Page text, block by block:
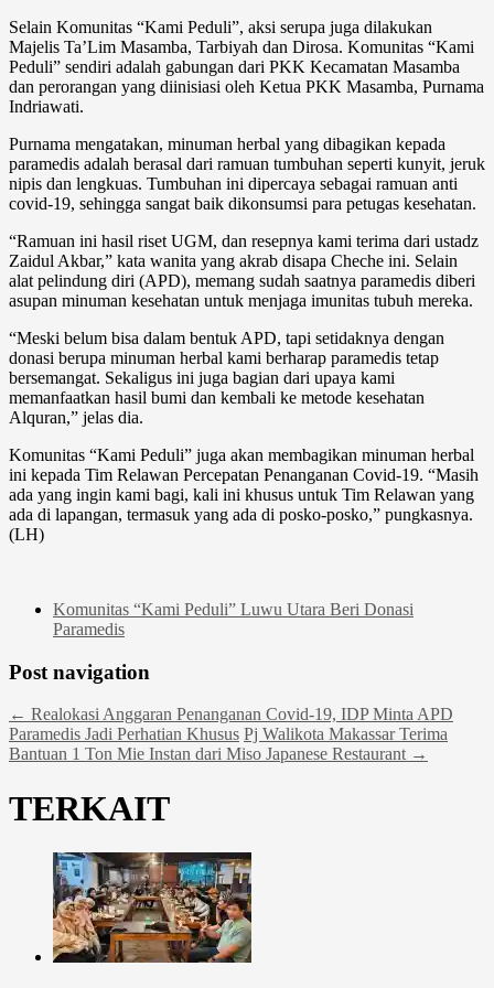
Selain Komunitas “Kami Peduli”, aksi serupa juga dilakukan
Majelis Ta’Lim Masamba, Tarbiyah dan Dirosa. Komunitas “Kami
Peduli” sendiri adalah gabungan dari PKK Kecamatan Masamba
dan perorangan yang diinisiasi oleh Ketua PKK Masamba, Purnama
Indriawati.
Purnama mengatakan, minuman herbal yang dibagikan kepada
paramedis adalah berasal dari ramuan tumbuhan seperti kunyit, jeruk
nipis dan lengkuas. Tumbuhan ini dipercaya sebagai ramuan anti
covid-19, sehingga sangat baik dikonsumsi para petugas kesehatan.
“Ramuan ini hasil riset UGM, dan resepnya kami terima dari ustadz
Zaidul Akbar,” kata wanita yang akrab disapa Cheche ini. Selain
alat pelindung diri (APD), memang sudah saatnya paramedis diberi
asupan minuman kesehatan untuk menjaga imunitas tubuh mereka.
“Meski belum bisa dalam bentuk APD, tapi setidaknya dengan
donasi berupa minuman herbal kami berharap paramedis tetap
bersemangat. Sekaligus ini juga bagian dari upaya kami
memanfaatkan hasil bumi dan kembali ke metode kesehatan
Alquran,” jelas dia.
Komunitas “Kami Peduli” juga akan membagikan minuman herbal
ini kepada Tim Relawan Percepatan Penanganan Covid-19. “Masih
ada yang ingin kami bagi, kali ini khusus untuk Tim Relawan yang
ada di lapangan, termasuk yang ada di posko-posko,” pungkasnya.
(LH)
Komunitas “Kami Peduli” Luwu Utara Beri Donasi
Paramedis
Post navigation
← Realokasi Anggaran Penanganan Covid-19, IDP Minta APD
Paramedis Jadi Perhatian Khusus Pj Walikota Makassar Terima
Bantuan 1 Ton Mie Instan dari Miso Japanese Restaurant →
TERKAIT